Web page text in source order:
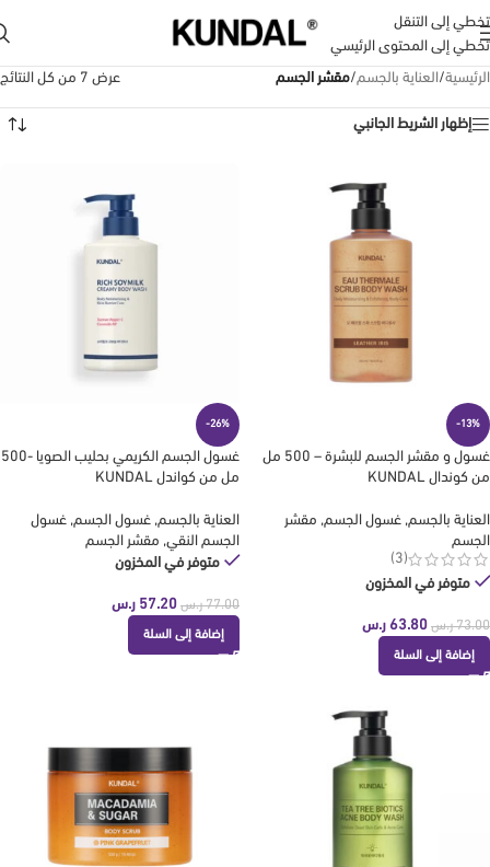
تخطي إلى التنقل
تخطي إلى المحتوى الرئيسي
الرئيسية/العناية بالجسم/مقشر الجسم عرض ⁦7⁩ من كل النتائج
إظهار الشريط الجانبي
-13%
غسول و مقشر الجسم للبشرة – 500 مل
من كوندال KUNDAL
العناية بالجسم, غسول الجسم, مقشر
الجسم
(3)
متوفر في المخزون
73.00 ر.س 63.80 ر.س
إضافة إلى السلة
-26%
غسول الجسم الكريمي بحليب الصويا -500
مل من كواندل KUNDAL
العناية بالجسم, غسول الجسم, غسول
الجسم النقي, مقشر الجسم
متوفر في المخزون
77.00 ر.س 57.20 ر.س
إضافة إلى السلة